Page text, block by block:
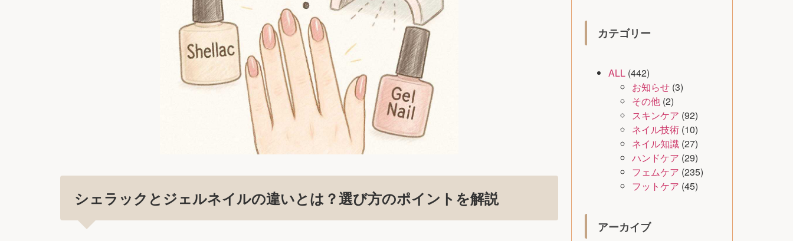
シェラックとジェルネイルの違いとは？選び方のポイントを解説
カテゴリー
ALL (442)
お知らせ (3)
その他 (2)
スキンケア (92)
ネイル技術 (10)
ネイル知識 (27)
ハンドケア (29)
フェムケア (235)
フットケア (45)
アーカイブ